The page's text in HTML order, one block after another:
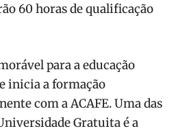
60 horas de qualificação
para a educação
inicia a formação
com a ACAFE. Uma das
Gratuita é a